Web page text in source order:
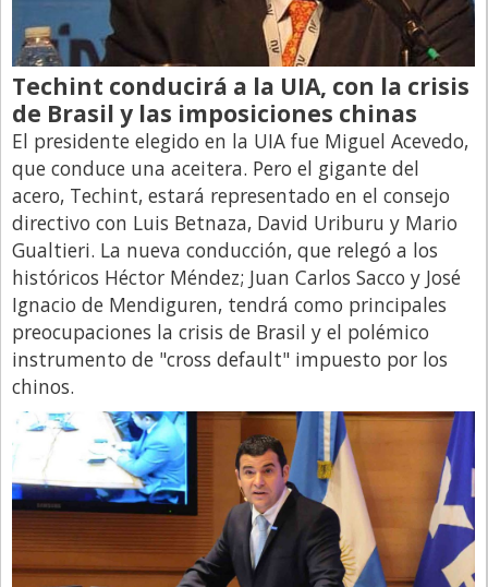
Gastronomia
Internacionales
La Opinión del Director
Legales
Libro de Quejas
Medios
Millonarios
Minuto Lanzamiento
Negocios
Opinion
País
Política
Publicidad y Marketing
Real Estate y Propiedades
Responsabilidad Social
Techint conducirá a la UIA, con la crisis
de Brasil y las imposiciones chinas
El presidente elegido en la UIA fue Miguel Acevedo,
que conduce una aceitera. Pero el gigante del
acero, Techint, estará representado en el consejo
directivo con Luis Betnaza, David Uriburu y Mario
Gualtieri. La nueva conducción, que relegó a los
históricos Héctor Méndez; Juan Carlos Sacco y José
Ignacio de Mendiguren, tendrá como principales
preocupaciones la crisis de Brasil y el polémico
instrumento de "cross default" impuesto por los
chinos.